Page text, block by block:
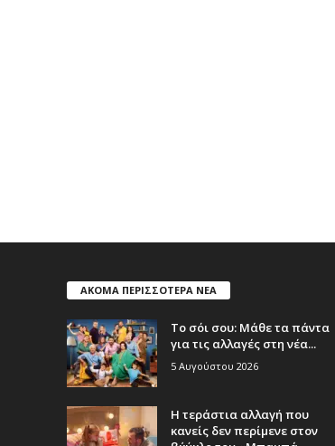
ΑΚΟΜΑ ΠΕΡΙΣΣΟΤΕΡΑ ΝΕΑ
Το σόι σου: Μάθε τα πάντα
για τις αλλαγές στη νέα...
5 Αυγούστου 2026
Η τεράστια αλλαγή που
κανείς δεν περίμενε στον